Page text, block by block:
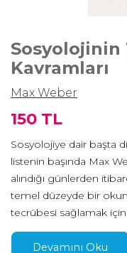
Sosyolojinin
Kavramları
Max Weber
150 TL
Sosyolojiye dair başta
listenin başında Max
alındığı günlerden
temel düzeyde bir
tecrübesi sağlamak
Kavramları, alanında
Weber’in ilgi
Devamını Oku